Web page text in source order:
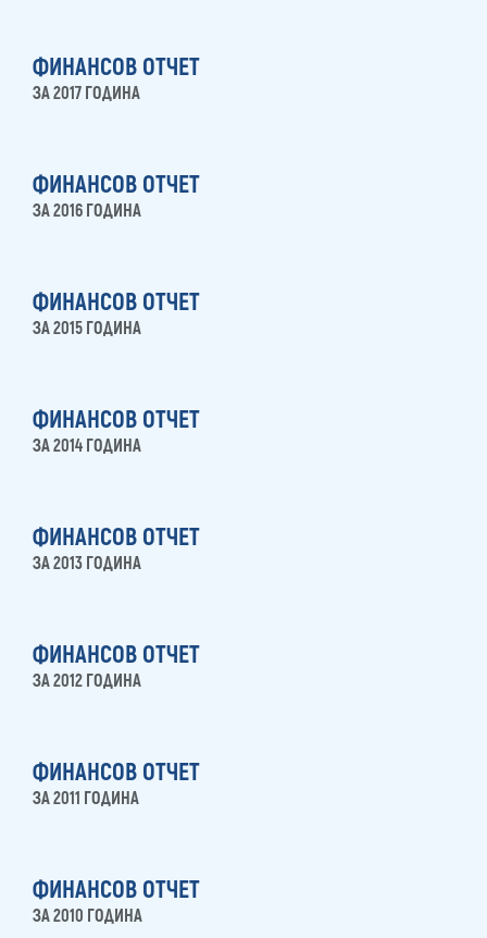
ФИНАНСОВ ОТЧЕТ
ЗА 2017 ГОДИНА
ФИНАНСОВ ОТЧЕТ
ЗА 2016 ГОДИНА
ФИНАНСОВ ОТЧЕТ
ЗА 2015 ГОДИНА
ФИНАНСОВ ОТЧЕТ
ЗА 2014 ГОДИНА
ФИНАНСОВ ОТЧЕТ
ЗА 2013 ГОДИНА
ФИНАНСОВ ОТЧЕТ
ЗА 2012 ГОДИНА
ФИНАНСОВ ОТЧЕТ
ЗА 2011 ГОДИНА
ФИНАНСОВ ОТЧЕТ
ЗА 2010 ГОДИНА